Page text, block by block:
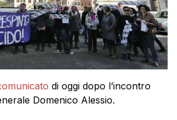
di oggi dopo l’incontro
Domenico Alessio.